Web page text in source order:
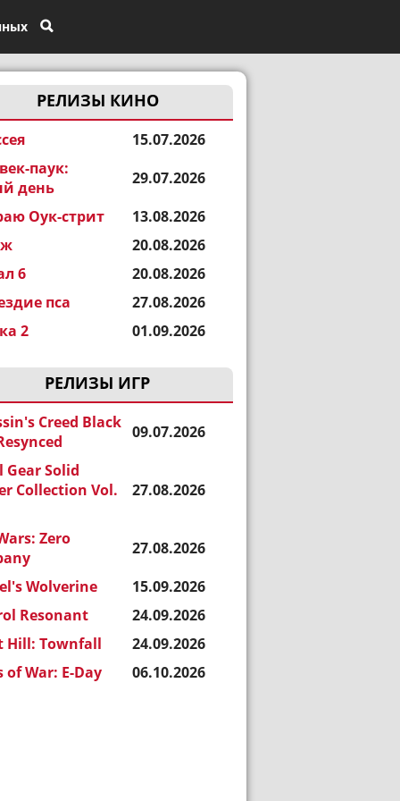
РЕЛИЗЫ КИНО
15.07.2026
паук:
день
29.07.2026
Оук-стрит
13.08.2026
20.08.2026
6
20.08.2026
пса
27.08.2026
2
01.09.2026
РЕЛИЗЫ ИГР
Creed Black 09.07.2026
Gear Solid
Collection Vol.
27.08.2026
Zero
27.08.2026
Wolverine
15.09.2026
Resonant
24.09.2026
Hill: Townfall
24.09.2026
of War: E-Day
06.10.2026